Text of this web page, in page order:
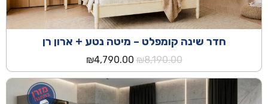
חדר שינה קומפלט – מיטה נטע + ארון רן
₪8,190.00
המחיר
המקורי
היה:
₪8,190.00.
₪4,790.00
הנוכחי
הוא:
₪4,790.00.